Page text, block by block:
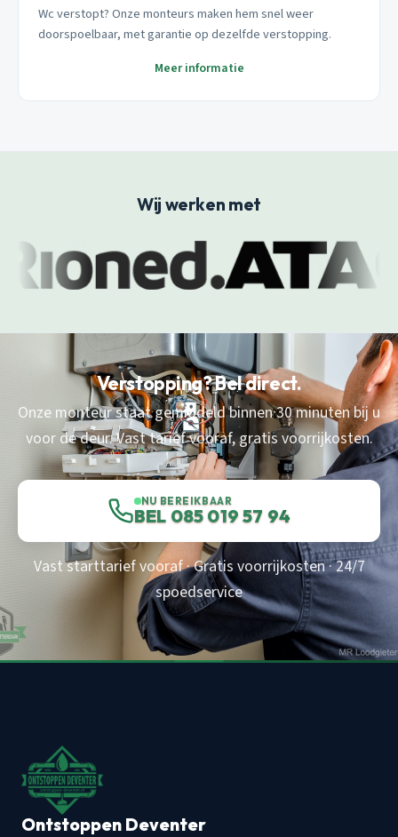
Wc verstopt? Onze monteurs maken hem snel weer
doorspoelbaar, met garantie op dezelfde verstopping.
Meer informatie
Wij werken met
Verstopping? Bel direct.
Onze monteur staat gemiddeld binnen 30 minuten bij u
voor de deur. Vast tarief vooraf, gratis voorrijkosten.
NU BEREIKBAAR
BEL 085 019 57 94
Vast starttarief vooraf · Gratis voorrijkosten · 24/7
spoedservice
Ontstoppen Deventer